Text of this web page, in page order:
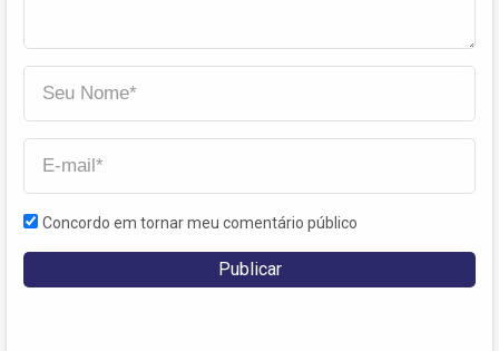
Concordo em tornar meu comentário público